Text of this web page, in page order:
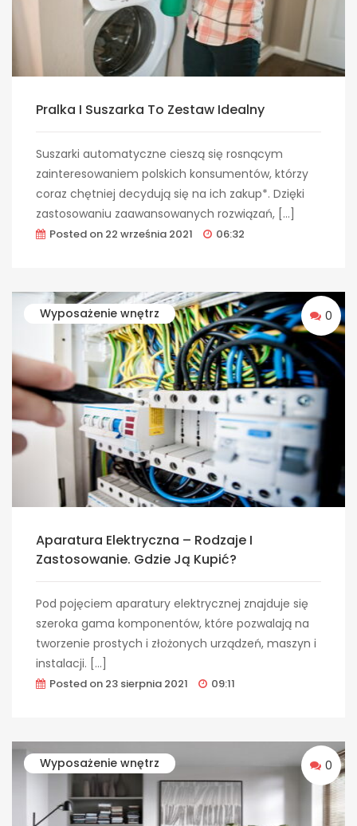
Pralka I Suszarka To Zestaw Idealny
Suszarki automatyczne cieszą się rosnącym
zainteresowaniem polskich konsumentów, którzy
coraz chętniej decydują się na ich zakup*. Dzięki
zastosowaniu zaawansowanych rozwiązań, […]
Posted on 22 września 2021 06:32
Wyposażenie wnętrz 0
Aparatura Elektryczna – Rodzaje I
Zastosowanie. Gdzie Ją Kupić?
Pod pojęciem aparatury elektrycznej znajduje się
szeroka gama komponentów, które pozwalają na
tworzenie prostych i złożonych urządzeń, maszyn i
instalacji. […]
Posted on 23 sierpnia 2021 09:11
Wyposażenie wnętrz 0